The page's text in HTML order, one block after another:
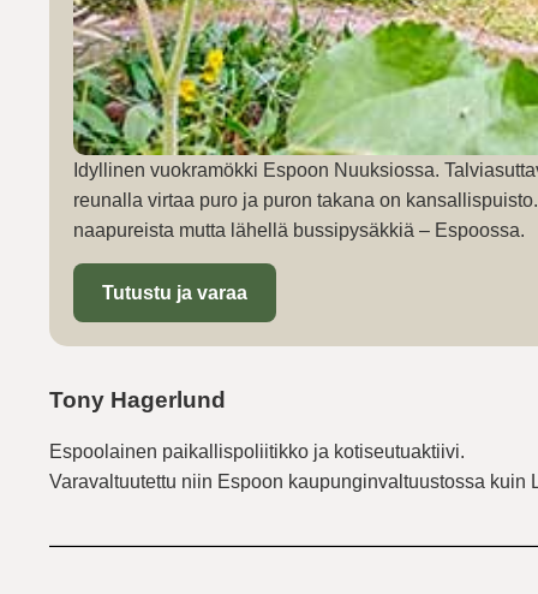
Idyllinen vuokramökki Espoon Nuuksiossa.
reunalla virtaa puro ja puron takana on
naapureista mutta lähellä bussipysäkkiä – Espoossa.
Tutustu ja varaa
Tony Hagerlund
Espoolainen paikallispoliitikko ja kotiseutuaktiivi.
Varavaltuutettu niin Espoon kaupunginvaltuustossa